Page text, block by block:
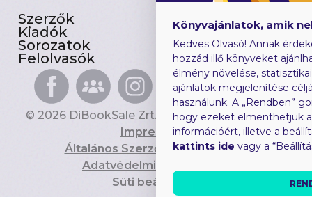
Szerzők
Kiadók
Sorozatok
Felolvasók
Gyerekkönyvek
Heti toplista
Ajándékutalvány
Blog
© 2026 DiBookSale Zrt. Minden jog fenntartva.
Impresszum
Általános Szerződési Feltételek
Adatvédelmi Tájékoztató
Süti beállítások
Könyvajánlatok, amik
Kedves Olvasó! Annak
hozzád illő könyveket
élmény növelése,
ajánlatok megjelenítése
használunk. A „Rendben”
hogy ezeket elmenthetjük
információért, illetve a
kattints ide vagy a